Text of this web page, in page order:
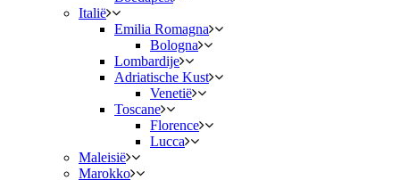
Italië
Emilia Romagna
Bologna
Lombardije
Adriatische Kust
Venetië
Toscane
Florence
Lucca
Maleisië
Marokko